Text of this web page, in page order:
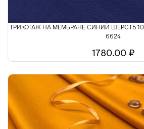
ТРИКОТАЖ НА МЕМБРАНЕ СИНИЙ ШЕРСТЬ
6624
1780.00 ₽